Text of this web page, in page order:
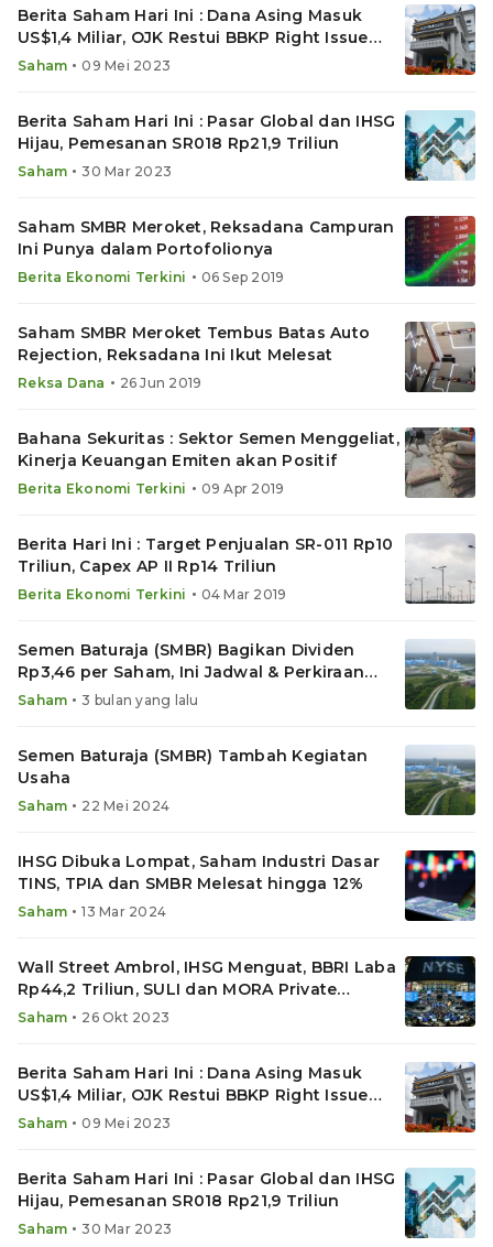
Berita Saham Hari Ini : Dana Asing Masuk
US$1,4 Miliar, OJK Restui BBKP Right Issue
Rp12 Triliun
Saham • 09 Mei 2023
Berita Saham Hari Ini : Pasar Global dan IHSG
Hijau, Pemesanan SR018 Rp21,9 Triliun
Saham • 30 Mar 2023
Saham SMBR Meroket, Reksadana Campuran
Ini Punya dalam Portofolionya
Berita Ekonomi Terkini • 06 Sep 2019
Saham SMBR Meroket Tembus Batas Auto
Rejection, Reksadana Ini Ikut Melesat
Reksa Dana • 26 Jun 2019
Bahana Sekuritas : Sektor Semen Menggeliat,
Kinerja Keuangan Emiten akan Positif
Berita Ekonomi Terkini • 09 Apr 2019
Berita Hari Ini : Target Penjualan SR-011 Rp10
Triliun, Capex AP II Rp14 Triliun
Berita Ekonomi Terkini • 04 Mar 2019
Semen Baturaja (SMBR) Bagikan Dividen
Rp3,46 per Saham, Ini Jadwal & Perkiraan
Yield
Saham • 3 bulan yang lalu
Semen Baturaja (SMBR) Tambah Kegiatan
Usaha
Saham • 22 Mei 2024
IHSG Dibuka Lompat, Saham Industri Dasar
TINS, TPIA dan SMBR Melesat hingga 12%
Saham • 13 Mar 2024
Wall Street Ambrol, IHSG Menguat, BBRI Laba
Rp44,2 Triliun, SULI dan MORA Private
Placement
Saham • 26 Okt 2023
Berita Saham Hari Ini : Dana Asing Masuk
US$1,4 Miliar, OJK Restui BBKP Right Issue
Rp12 Triliun
Saham • 09 Mei 2023
Berita Saham Hari Ini : Pasar Global dan IHSG
Hijau, Pemesanan SR018 Rp21,9 Triliun
Saham • 30 Mar 2023